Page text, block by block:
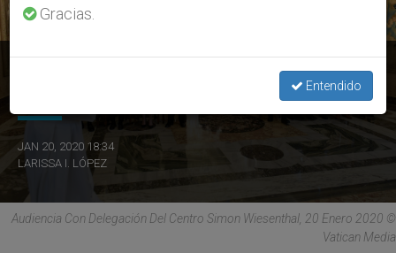
JAN 20, 2020 18:34
LARISSA I. LÓPEZ
Audiencia Con Delegación Del Centro Simon Wiesenthal, 20 Enero 2020 ©
Vatican Media
Gracias.
Entendido